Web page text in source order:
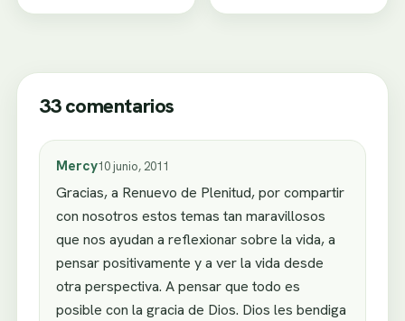
33 comentarios
Mercy10 junio, 2011
Gracias, a Renuevo de Plenitud, por compartir
con nosotros estos temas tan maravillosos
que nos ayudan a reflexionar sobre la vida, a
pensar positivamente y a ver la vida desde
otra perspectiva. A pensar que todo es
posible con la gracia de Dios. Dios les bendiga